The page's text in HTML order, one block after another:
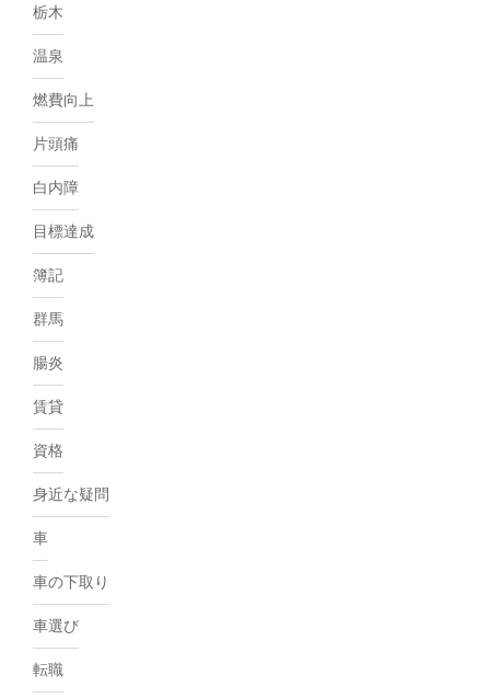
栃木
温泉
燃費向上
片頭痛
白内障
目標達成
簿記
群馬
腸炎
賃貸
資格
身近な疑問
車
車の下取り
車選び
転職